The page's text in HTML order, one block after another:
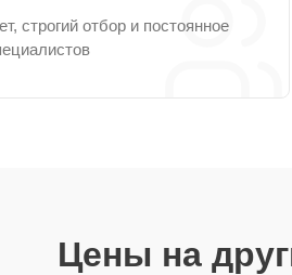
строгий отбор и постоянное
Цены на